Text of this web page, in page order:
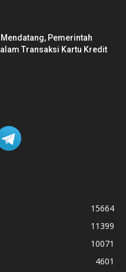
Pemerintah
Transaksi Kartu Kredit
15664
11399
10071
4601